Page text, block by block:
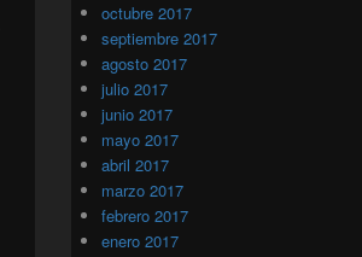
octubre 2017
septiembre 2017
agosto 2017
julio 2017
junio 2017
mayo 2017
abril 2017
marzo 2017
febrero 2017
enero 2017